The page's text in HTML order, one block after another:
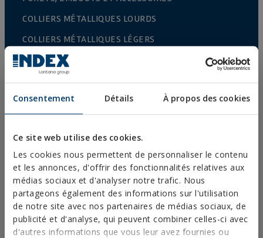
Consentement Détails À propos des cookies
Ce site web utilise des cookies.
Les cookies nous permettent de personnaliser le contenu
et les annonces, d'offrir des fonctionnalités relatives aux
médias sociaux et d'analyser notre trafic. Nous
partageons également des informations sur l'utilisation
de notre site avec nos partenaires de médias sociaux, de
publicité et d'analyse, qui peuvent combiner celles-ci avec
d'autres informations que vous leur avez fournies ou
COLLIERS MÉTALLIQUES LOURDS
COLLIERS MÉTALLIQUES LÉGERS
SYSTÈMES DE PROTECTION CONTRE LES INCENDIES
CROCHETS POUR GOUTTIÈRE
COLLIERS PLASTIQUES
SYSTÈMES D’INSTALLATION ET FIXATIONS POUR
PANNEAUX SOLAIRES
TIGE FILETÉE ET ACCESSOIRES DE FIXATION
FIXATIONS POUR SANITAIRES ET CLIMATISATION
DIY